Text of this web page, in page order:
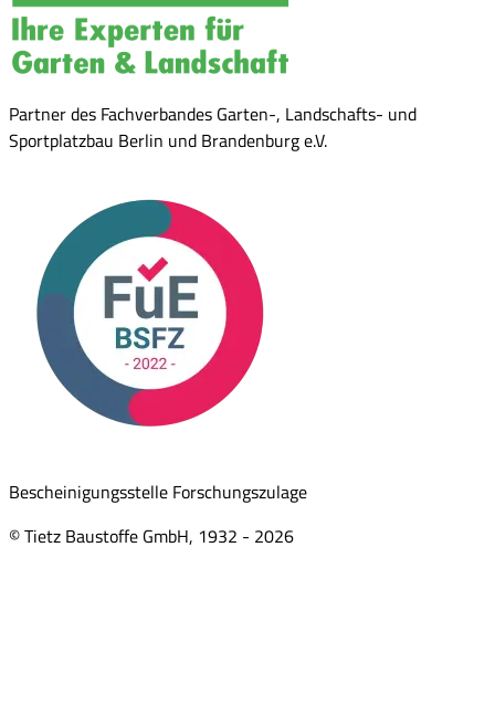
Partner des Fachverbandes Garten-, Landschafts- und
Sportplatzbau Berlin und Brandenburg e.V.
Bescheinigungsstelle Forschungszulage
© Tietz Baustoffe GmbH, 1932 - 2026